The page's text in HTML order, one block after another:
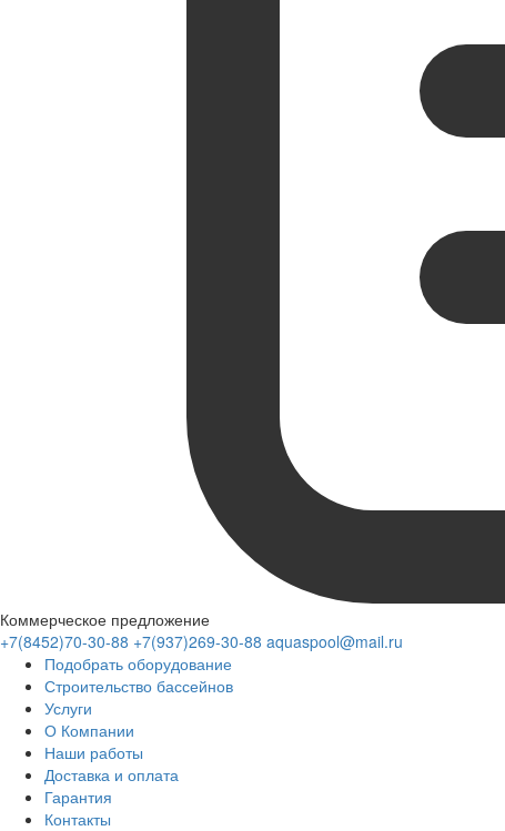
Коммерческое предложение
+7(8452)70-30-88 +7(937)269-30-88 aquaspool@mail.ru
Подобрать оборудование
Строительство бассейнов
Услуги
О Компании
Наши работы
Доставка и оплата
Гарантия
Контакты